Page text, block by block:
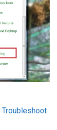
Troubleshoot